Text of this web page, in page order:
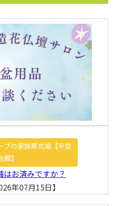
プの家族葬式場【平安
館】
はお済みですか？
年07月15日】